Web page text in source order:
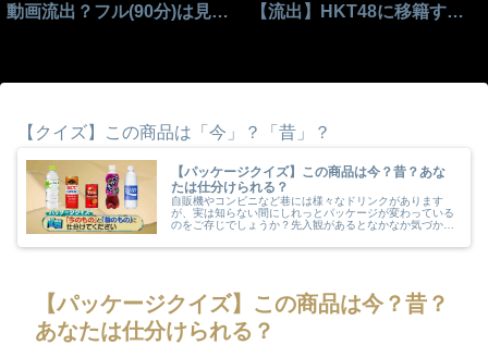
動画流出？フル(90分)は見れ
【流出】HKT48に移籍する
【クイズ】この商品は「今」？「昔」？
【パッケージクイズ】この商品は今？昔？あな
たは仕分けられる？
自販機やコンビニなど巷には様々なドリンクがあります
が、実は知らない間にしれっとパッケージが変わっている
のをご存じでしょうか？先入観があるとなかなか気づかな
「今」か「昔」か？仕分けられますか？
【パッケージクイズ】この商品は今？昔？
あなたは仕分けられる？